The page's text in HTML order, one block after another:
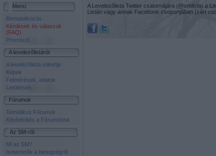
Menü
Bemutatkozás
Kérdések és válaszok
(FAQ)
Promóció
A levelezőlistáról
A levelezőlista etikettje
Képek
Felmérések, adatok
Letöltések
Fórumok
Tematikus Fórumok
Képfeltöltés a Fórumokba
Az SM-ről
Mi az SM?
Ismertetők a betegségről
A Levelezőlista Twitter csatornájára (@smlista) a
Listán vagy annak Facebook csoportjában (zárt